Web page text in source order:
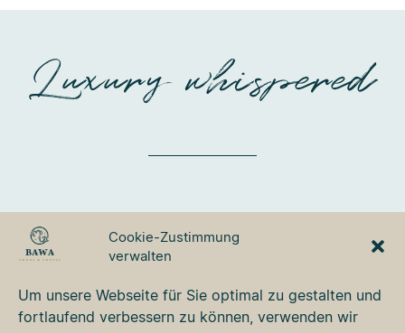
Cookie-Zustimmung
verwalten
Um unsere Webseite für Sie optimal zu gestalten und
fortlaufend verbessern zu können, verwenden wir
Luxury whispered
GmbH
Tel. +49 8331 76 42 49
bawa@bawa.de